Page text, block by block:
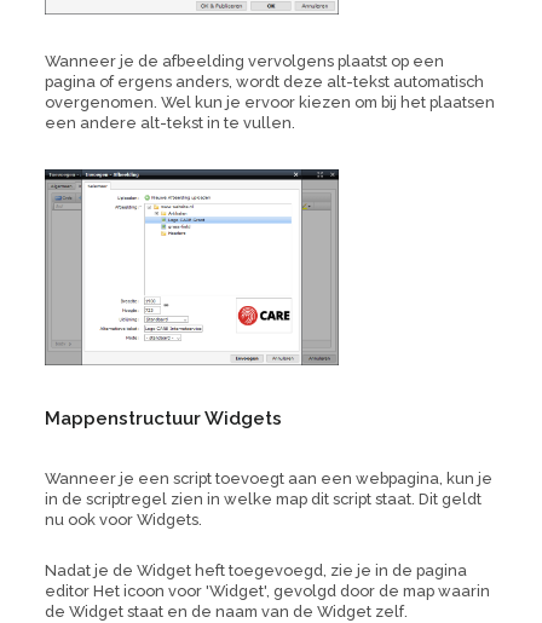
Wanneer je de afbeelding vervolgens plaatst op een
pagina of ergens anders, wordt deze alt-tekst automatisch
overgenomen. Wel kun je ervoor kiezen om bij het plaatsen
een andere alt-tekst in te vullen.
Mappenstructuur Widgets
Wanneer je een script toevoegt aan een webpagina, kun je
in de scriptregel zien in welke map dit script staat. Dit geldt
nu ook voor Widgets.
Nadat je de Widget heft toegevoegd, zie je in de pagina
editor Het icoon voor 'Widget', gevolgd door de map waarin
de Widget staat en de naam van de Widget zelf.